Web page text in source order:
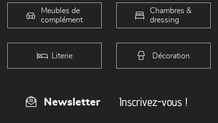
Meubles de
complément
Chambres &
dressing
Literie Décoration
Newsletter Inscrivez-vous !